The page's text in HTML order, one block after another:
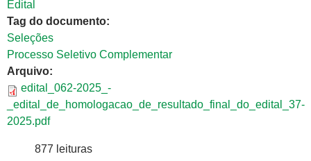
Edital
Tag do documento:
Seleções
Processo Seletivo Complementar
Arquivo:
edital_062-2025_-
_edital_de_homologacao_de_resultado_final_do_edital_37-
2025.pdf
877 leituras